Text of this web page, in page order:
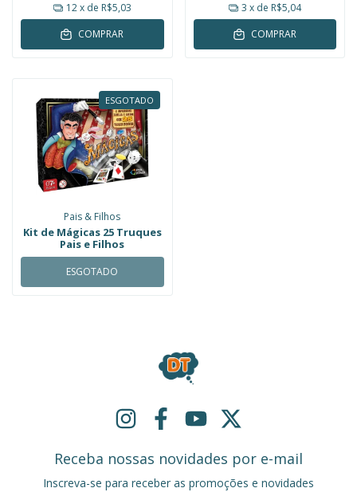
12x de R$5,03
COMPRAR
3 x de R$5,04
COMPRAR
ESGOTADO
Pais & Filhos
Kit de Mágicas 25 Truques
Pais e Filhos
ESGOTADO
Receba nossas novidades por e-mail
Inscreva-se para receber as promoções e novidades